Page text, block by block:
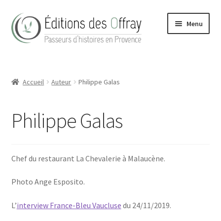
Aller
à
la
Aller
au
contenu
Menu
Actualités
Boutique
Contact
Hong Kong Homes (2022)
Accueil Auteur Philippe Galas
Philippe Galas
Chef du restaurant La Chevalerie à Malaucène.
Photo Ange Esposito.
L’interview France-Bleu Vaucluse du 24/11/2019.